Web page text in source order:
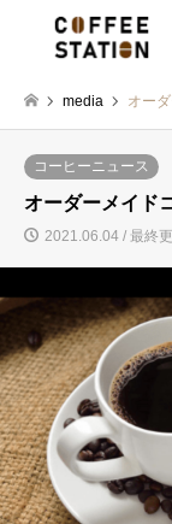
media オー
コーヒーニュース
オーダーメイド
2021.06.04 / 最終